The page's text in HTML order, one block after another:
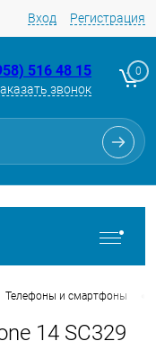
Вход Регистрация
516 48 15
звонок
0
Телефоны и смартфоны
14 SC329